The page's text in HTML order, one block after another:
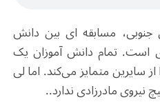
جنوبی، مسابقه ای بین دانش
است. تمام دانش آموزان یک
از سایرین متمایز می‌کند. اما لی
مادرزادی ندارد..